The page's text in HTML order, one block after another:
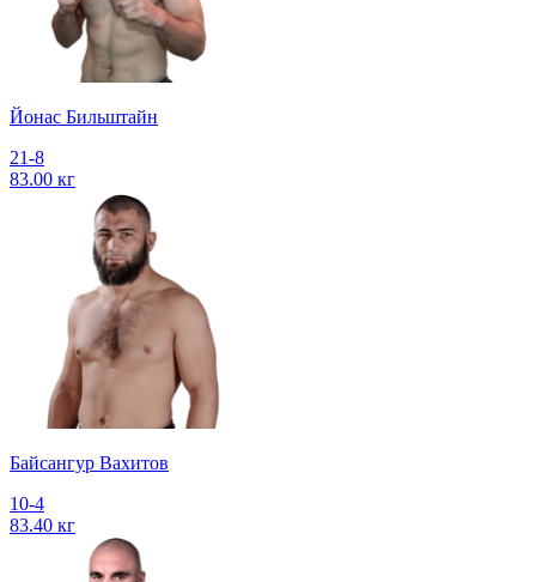
Йонас Бильштайн
21-8
83.00 кг
Байсангур Вахитов
10-4
83.40 кг